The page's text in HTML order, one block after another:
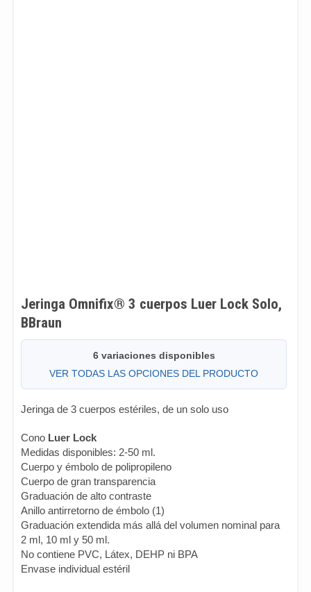
Jeringa Omnifix® 3 cuerpos Luer Lock Solo,
BBraun
6 variaciones disponibles
VER TODAS LAS OPCIONES DEL PRODUCTO
Jeringa de 3 cuerpos estériles, de un solo uso
Cono Luer Lock
Medidas disponibles: 2-50 ml.
Cuerpo y émbolo de polipropileno
Cuerpo de gran transparencia
Graduación de alto contraste
Anillo antirretorno de émbolo (1)
Graduación extendida más allá del volumen nominal para
2 ml, 10 ml y 50 ml.
No contiene PVC, Látex, DEHP ni BPA
Envase individual estéril